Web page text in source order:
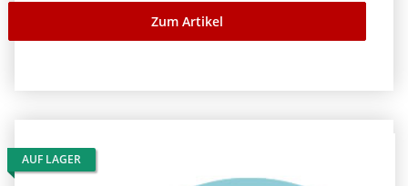
Zum Artikel
AUF LAGER